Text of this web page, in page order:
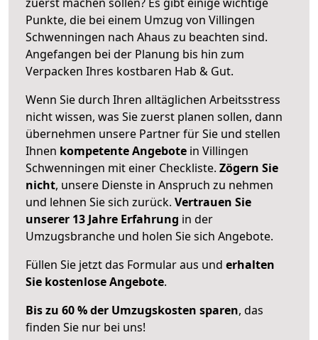
Punkte, die bei einem Umzug von Villingen
Schwenningen nach Ahaus zu beachten sind.
Angefangen bei der Planung bis hin zum
Verpacken Ihres kostbaren Hab & Gut.
Wenn Sie durch Ihren alltäglichen Arbeitsstress
nicht wissen, was Sie zuerst planen sollen, dann
übernehmen unsere Partner für Sie und stellen
Ihnen kompetente Angebote in Villingen
Schwenningen mit einer Checkliste. Zögern Sie
nicht, unsere Dienste in Anspruch zu nehmen
und lehnen Sie sich zurück. Vertrauen Sie
unserer 13 Jahre Erfahrung in der
Umzugsbranche und holen Sie sich Angebote.
Füllen Sie jetzt das Formular aus und erhalten
Sie kostenlose Angebote.
Bis zu 60 % der Umzugskosten sparen, das
finden Sie nur bei uns!